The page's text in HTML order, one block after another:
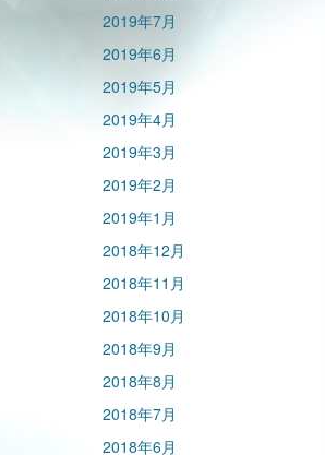
2019年7月
2019年6月
2019年5月
2019年4月
2019年3月
2019年2月
2019年1月
2018年12月
2018年11月
2018年10月
2018年9月
2018年8月
2018年7月
2018年6月